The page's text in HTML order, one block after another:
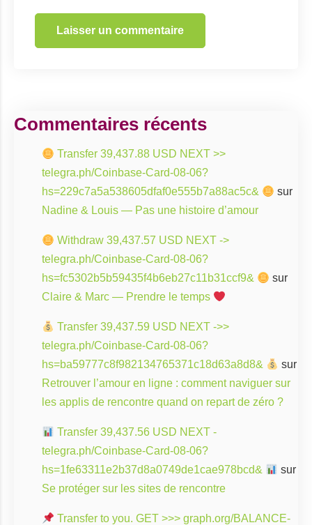
Commentaires récents
Transfer 39,437.88 USD NEXT >>
telegra.ph/Coinbase-Card-08-06?
hs=229c7a5a538605dfaf0e555b7a88ac5c&
sur
Nadine & Louis — Pas une histoire d’amour
Withdraw 39,437.57 USD NEXT ->
telegra.ph/Coinbase-Card-08-06?
hs=fc5302b5b59435f4b6eb27c11b31ccf9&
sur
Claire & Marc — Prendre le temps
Transfer 39,437.59 USD NEXT ->>
telegra.ph/Coinbase-Card-08-06?
hs=ba59777c8f982134765371c18d63a8d8&
sur
Retrouver l’amour en ligne : comment naviguer sur
les applis de rencontre quand on repart de zéro ?
Transfer 39,437.56 USD NEXT -
telegra.ph/Coinbase-Card-08-06?
hs=1fe63311e2b37d8a0749de1cae978bcd&
sur
Se protéger sur les sites de rencontre
Transfer to you. GET >>> graph.org/BALANCE-